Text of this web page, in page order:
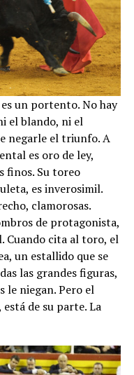
es un portento. No hay
el blando, ni el
negarle el triunfo. A
es oro de ley,
finos. Su toreo
es inverosimil.
clamorosas.
de protagonista,
Cuando cita al toro, el
un estallido que se
las grandes figuras,
le niegan. Pero el
de su parte. La